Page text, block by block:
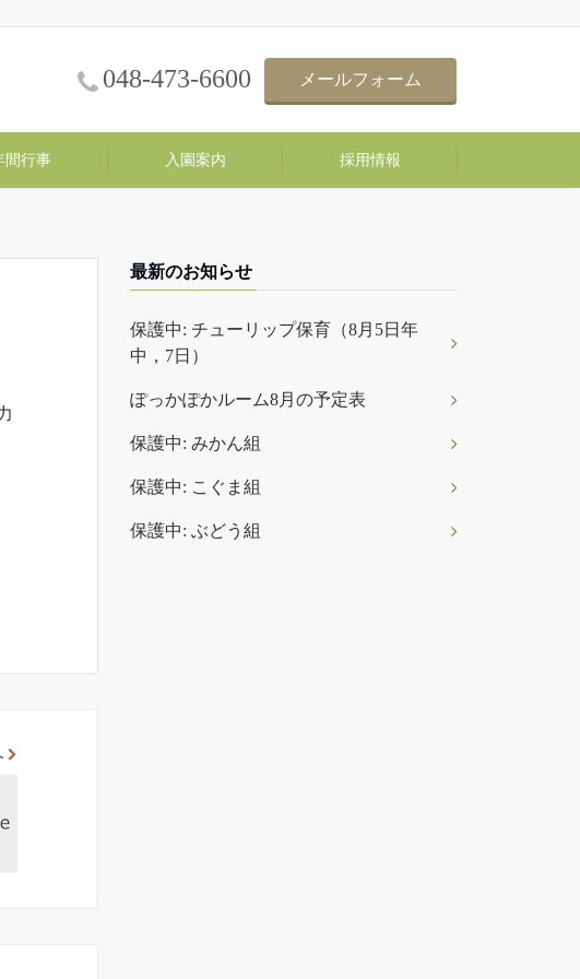
048-473-6600 メールフォーム
間行事 入園案内 採用情報
最新のお知らせ
保護中: チューリップ保育（8月5日年
中，7日）
ぽっかぽかルーム8月の予定表
保護中: みかん組
保護中: こぐま組
保護中: ぶどう組